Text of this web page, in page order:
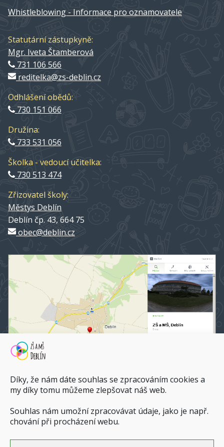
Díky, že nám dáte souhlas se zpracováním cookies a
my díky tomu můžeme zlepšovat náš web.
Souhlas nám umožní zpracovávat údaje, jako je např.
chování při procházení webu.
Whistleblowing - Informace pro oznamovatele
Statutární zástupkyně:
Mgr. Iveta Štamberová
731 106 566
reditelka@zs-deblin.cz
Odhlášení obědů:
730 151 066
Družina:
733 531 056
Školka - vedoucí učitelka:
730 513 474
Zřizovatel školy:
Městys Deblín
Deblín čp. 43, 664 75
obec@deblin.cz
ZŠ a MŠ Deblín na mapy.cz
Dopravní spojení do ZŠ a MŠ Deblín